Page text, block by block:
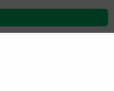
วิธีการใช้งาน ติดต่อเรา